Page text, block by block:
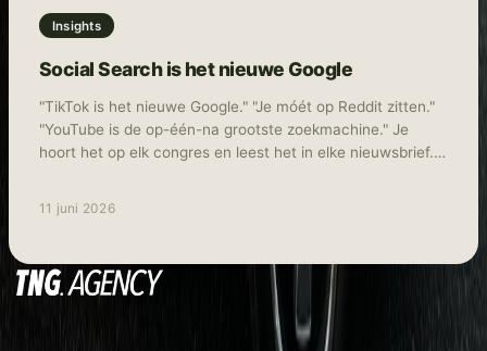
Insights
Social Search is het nieuwe Google
"TikTok is het nieuwe Google." "Je móét op Reddit zitten."
"YouTube is de op-één-na grootste zoekmachine." Je
hoort het op elk congres en leest het in elke nieuwsbrief.
laat staan overtuigd. Als TikTok advertising specialist ziet
simpelweg niet werken voor e-commerce merken. Sterker
nog: het is vaak de snelste weg naar een verwaterd
11 juni 2026
Digital & Performance Marketing Agency